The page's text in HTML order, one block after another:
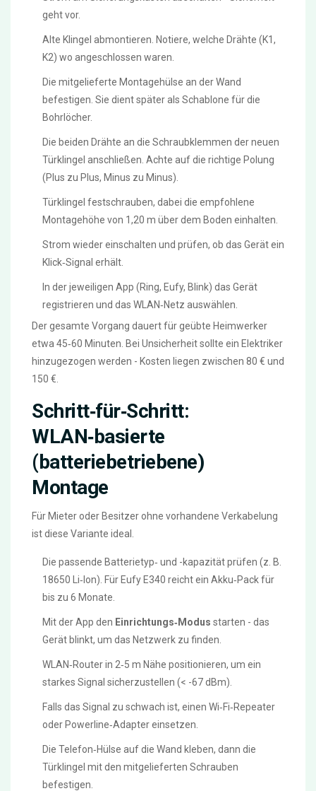
geht vor.
Alte Klingel abmontieren. Notiere, welche Drähte (K1,
K2) wo angeschlossen waren.
Die mitgelieferte Montagehülse an der Wand
befestigen. Sie dient später als Schablone für die
Bohrlöcher.
Die beiden Drähte an die Schraubklemmen der neuen
Türklingel anschließen. Achte auf die richtige Polung
(Plus zu Plus, Minus zu Minus).
Türklingel festschrauben, dabei die empfohlene
Montagehöhe von 1,20 m über dem Boden einhalten.
Strom wieder einschalten und prüfen, ob das Gerät ein
Klick‑Signal erhält.
In der jeweiligen App (Ring, Eufy, Blink) das Gerät
registrieren und das WLAN‑Netz auswählen.
Der gesamte Vorgang dauert für geübte Heimwerker
etwa 45‑60 Minuten. Bei Unsicherheit sollte ein Elektriker
hinzugezogen werden - Kosten liegen zwischen 80 € und
150 €.
Schritt‑für‑Schritt:
WLAN‑basierte
(batteriebetriebene)
Montage
Für Mieter oder Besitzer ohne vorhandene Verkabelung
ist diese Variante ideal.
Die passende Batterietyp‑ und -kapazität prüfen (z. B.
18650 Li‑Ion). Für Eufy E340 reicht ein Akku‑Pack für
bis zu 6 Monate.
Mit der App den Einrichtungs‑Modus starten - das
Gerät blinkt, um das Netzwerk zu finden.
WLAN‑Router in 2‑5 m Nähe positionieren, um ein
starkes Signal sicherzustellen (< -67 dBm).
Falls das Signal zu schwach ist, einen Wi‑Fi‑Repeater
oder Powerline‑Adapter einsetzen.
Die Telefon‑Hülse auf die Wand kleben, dann die
Türklingel mit den mitgelieferten Schrauben
befestigen.